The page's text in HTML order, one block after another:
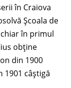
în Craiova
Școala de
în primul
obține
din 1900
1901 câștigă